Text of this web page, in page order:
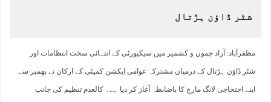
شٹر ڈاؤن ہڑتال
مظفرآباد: آزاد جموں و کشمیر میں سیکیورٹی کے انتہائی سخت انتظامات اور
شٹر ڈاؤن ہڑتال کے درمیان مشترکہ عوامی ایکشن کمیٹی کے ارکان نے بھمبر سے
اپنے احتجاجی لانگ مارچ کا باضابطہ آغاز کر دیا ہے۔ کالعدم تنظیم کی جانب